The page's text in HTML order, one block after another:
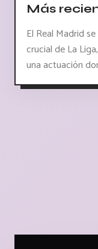
Más
El Real Madrid
crucial de La
una actuación